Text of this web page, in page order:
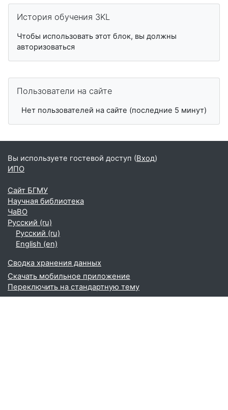
История обучения 3KL
Чтобы использовать этот блок, вы должны
авторизоваться
Пользователи на сайте
Нет пользователей на сайте (последние 5 минут)
Вы используете гостевой доступ (Вход)
ИПО
Сайт БГМУ
Научная библиотека
ЧаВО
Русский ‎(ru)‎
Русский ‎(ru)‎
English ‎(en)‎
Сводка хранения данных
Скачать мобильное приложение
Переключить на стандартную тему